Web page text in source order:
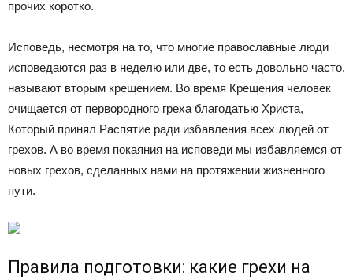
прочих коротко.
Исповедь, несмотря на то, что многие православные люди
исповедаются раз в неделю или две, то есть довольно часто,
называют вторым крещением. Во время Крещения человек
очищается от первородного греха благодатью Христа,
Который принял Распятие ради избавления всех людей от
грехов. А во время покаяния на исповеди мы избавляемся от
новых грехов, сделанных нами на протяжении жизненного
пути.
Правила подготовки: какие грехи на